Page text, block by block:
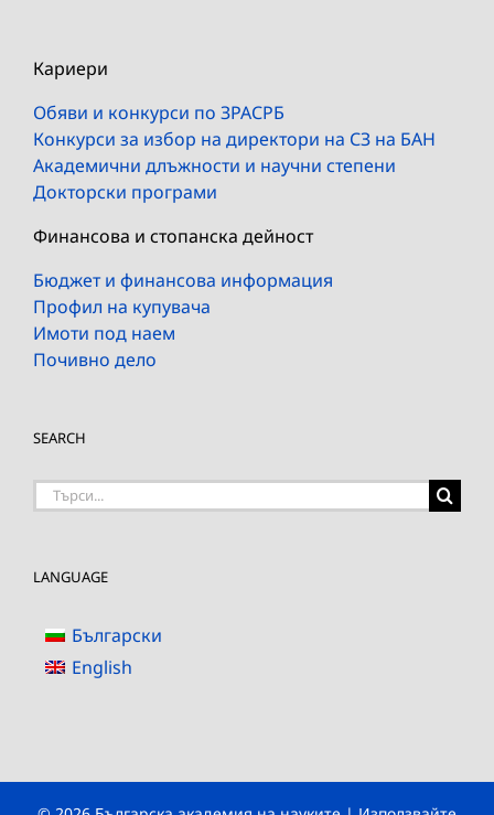
Кариери
Обяви и конкурси по ЗРАСРБ
Конкурси за избор на директори на СЗ на БАН
Академични длъжности и научни степени
Докторски програми
Финансова и стопанска дейност
Бюджет и финансова информация
Профил на купувача
Имоти под наем
Почивно дело
SEARCH
Търсене
LANGUAGE
Български
English